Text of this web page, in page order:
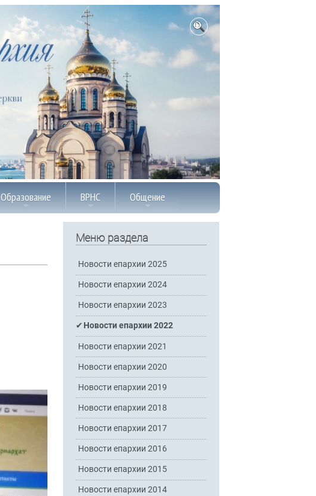
Образование ВРНС Общение
Меню раздела
Новости епархии 2025
Новости епархии 2024
Новости епархии 2023
Новости епархии 2022
Новости епархии 2021
Новости епархии 2020
Новости епархии 2019
Новости епархии 2018
Новости епархии 2017
Новости епархии 2016
Новости епархии 2015
Новости епархии 2014